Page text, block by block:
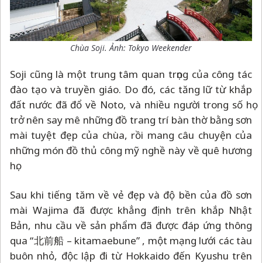
Chùa Soji. Ảnh: Tokyo Weekender
Soji cũng là một trung tâm quan trọng của công tác
đào tạo và truyền giáo. Do đó, các tăng lữ từ khắp
đất nước đã đổ về Noto, và nhiều người trong số họ
trở nên say mê những đồ trang trí bàn thờ bằng sơn
mài tuyệt đẹp của chùa, rồi mang câu chuyện của
những món đồ thủ công mỹ nghề này về quê hương
họ.
Sau khi tiếng tăm về vẻ đẹp và độ bền của đồ sơn
mài Wajima đã được khẳng định trên khắp Nhật
Bản, nhu cầu về sản phẩm đã được đáp ứng thông
qua “北前船 – kitamaebune” , một mạng lưới các tàu
buôn nhỏ, độc lập đi từ Hokkaido đến Kyushu trên